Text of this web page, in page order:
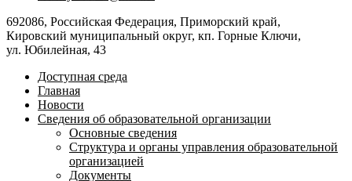
692086, Российская Федерация, Приморский край,
Кировский муниципальный округ, кп. Горные Ключи,
ул. Юбилейная, 43
Доступная среда
Главная
Новости
Сведения об образовательной организации
Основные сведения
Структура и органы управления образовательной
организацией
Документы